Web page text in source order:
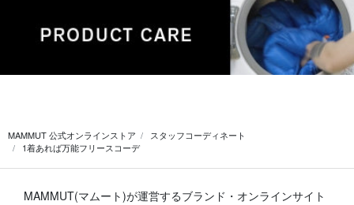
MAMMUT 公式オンラインストア
スタッフコーディネート
1着あれば万能フリースコーデ
MAMMUT(マムート)が運営するブランド・オンラインサイト